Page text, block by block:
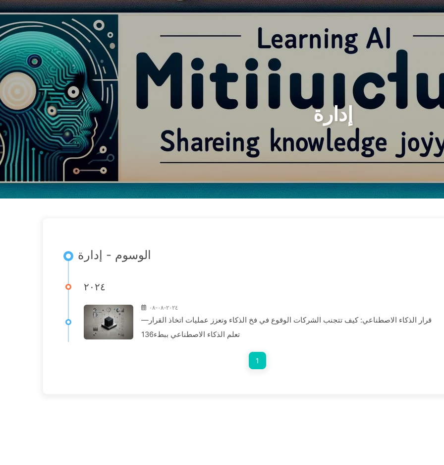
الطريق نحو التحول بالذكاء الاصطناعي البحث الرئيسية
إدارة
الوسوم - إدارة
٢٠٢٤
٢٠٢٤-٠٨-٠٨
قرار الذكاء الاصطناعي: كيف تتجنب الشركات الوقوع في فخ الذكاء وتعزز عمليات اتخاذ القرار—
تعلم الذكاء الاصطناعي ببطء136
1